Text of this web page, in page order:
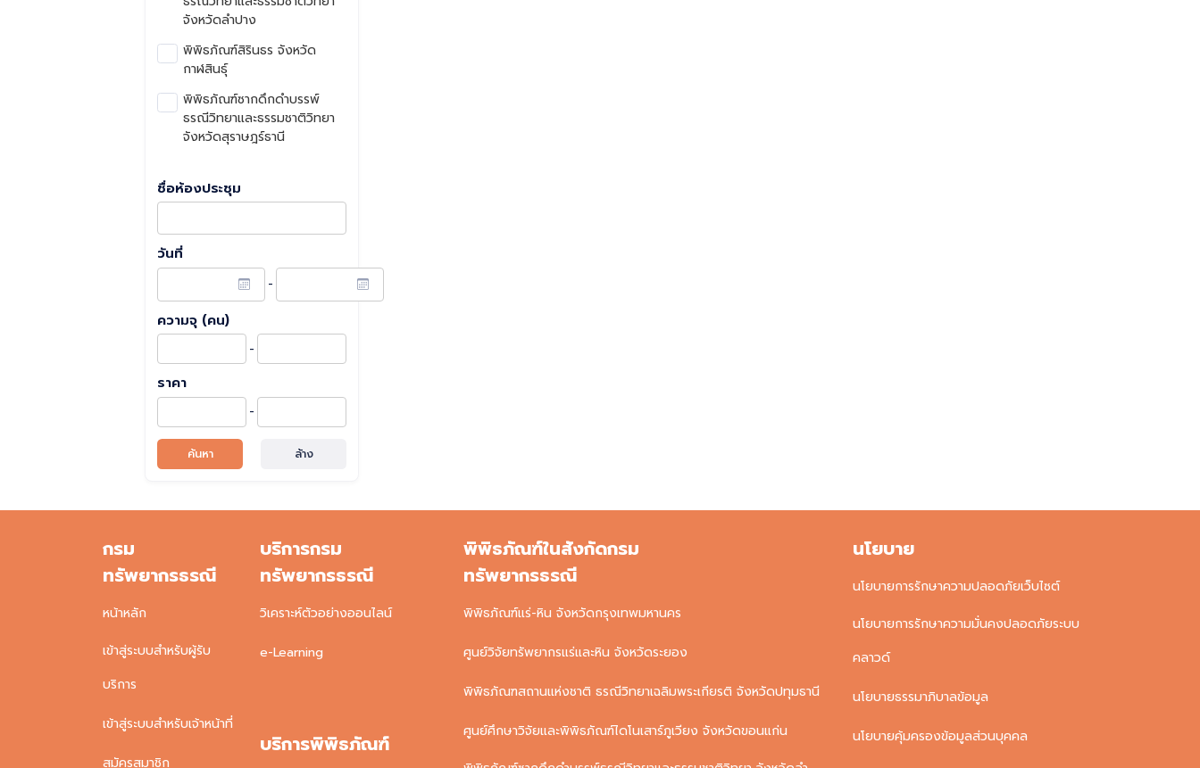
จังหวัดลำปาง
พิพิธภัณฑ์สิรินธร จังหวัด
กาฬสินธุ์
พิพิธภัณฑ์ซากดึกดำบรรพ์
ธรณีวิทยาและธรรมชาติวิทยา
จังหวัดสุราษฎร์ธานี
ชื่อห้องประชุม
วันที่
-
ความจุ (คน)
-
ราคา
-
ค้นหา ล้าง
กรม
ทรัพยากรธรณี
หน้าหลัก
เข้าสู่ระบบสำหรับผู้รับ
บริการ
เข้าสู่ระบบสำหรับเจ้าหน้าที่
สมัครสมาชิก
บริการกรม
ทรัพยากรธรณี
วิเคราะห์ตัวอย่างออนไลน์
e-Learning
บริการพิพิธภัณฑ์
พิพิธภัณฑ์ในสังกัดกรม
ทรัพยากรธรณี
พิพิธภัณฑ์แร่-หิน จังหวัดกรุงเทพมหานคร
ศูนย์วิจัยทรัพยากรแร่และหิน จังหวัดระยอง
พิพิธภัณฑสถานแห่งชาติ ธรณีวิทยาเฉลิมพระเกียรติ จังหวัดปทุมธานี
ศูนย์ศึกษาวิจัยและพิพิธภัณฑ์ไดโนเสาร์ภูเวียง จังหวัดขอนแก่น
นโยบาย
นโยบายการรักษาความปลอดภัยเว็บไซต์
นโยบายการรักษาความมั่นคงปลอดภัยระบบ
คลาวด์
นโยบายธรรมาภิบาลข้อมูล
นโยบายคุ้มครองข้อมูลส่วนบุคคล